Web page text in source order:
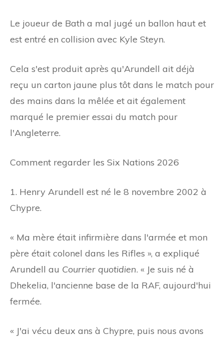
Le joueur de Bath a mal jugé un ballon haut et
est entré en collision avec Kyle Steyn.
Cela s'est produit après qu'Arundell ait déjà
reçu un carton jaune plus tôt dans le match pour
des mains dans la mêlée et ait également
marqué le premier essai du match pour
l'Angleterre.
Comment regarder les Six Nations 2026
1. Henry Arundell est né le 8 novembre 2002 à
Chypre.
« Ma mère était infirmière dans l'armée et mon
père était colonel dans les Rifles », a expliqué
Arundell au Courrier quotidien. « Je suis né à
Dhekelia, l'ancienne base de la RAF, aujourd'hui
fermée.
« J'ai vécu deux ans à Chypre, puis nous avons